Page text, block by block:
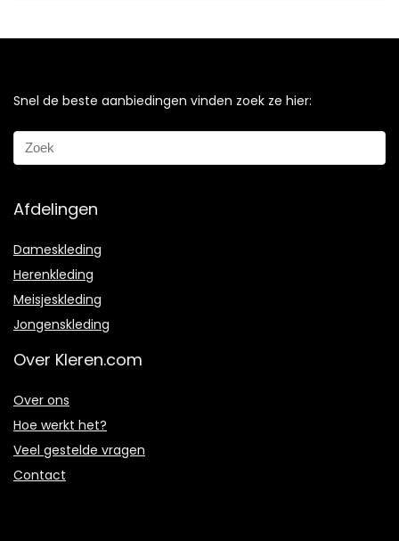
Snel de beste aanbiedingen vinden zoek ze hier:
Afdelingen
Dameskleding
Herenkleding
Meisjeskleding
Jongenskleding
Over Kleren.com
Over ons
Hoe werkt het?
Veel gestelde vragen
Contact